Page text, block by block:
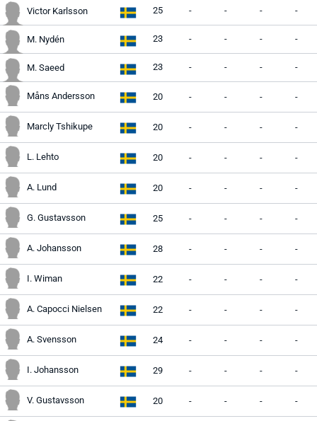
Victor Karlsson 25 - - - -
M. Nydén 23 - - - -
M. Saeed 23 - - - -
Måns Andersson 20 - - - -
Marcly Tshikupe 20 - - - -
L. Lehto 20 - - - -
A. Lund 20 - - - -
G. Gustavsson 25 - - - -
A. Johansson 28 - - - -
I. Wiman 22 - - - -
A. Capocci Nielsen 22 - - - -
A. Svensson 24 - - - -
I. Johansson 29 - - - -
V. Gustavsson 20 - - - -